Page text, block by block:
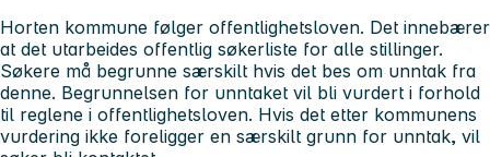
Horten kommune følger offentlighetsloven. Det innebærer
at det utarbeides offentlig søkerliste for alle stillinger.
Søkere må begrunne særskilt hvis det bes om unntak fra
denne. Begrunnelsen for unntaket vil bli vurdert i forhold
til reglene i offentlighetsloven. Hvis det etter kommunens
vurdering ikke foreligger en særskilt grunn for unntak, vil